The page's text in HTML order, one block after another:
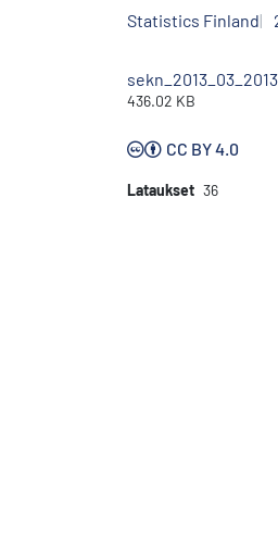
Statistics Finland
436.02 KB
CC BY 4.0
Lataukset 36